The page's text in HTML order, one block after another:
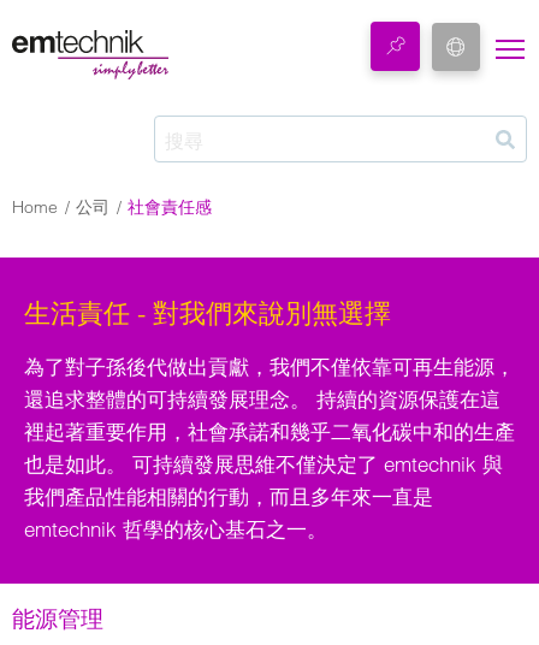
Home 公司 社會責任感
生活責任 - 對我們來說別無選擇
為了對子孫後代做出貢獻，我們不僅依靠可再生能源，
還追求整體的可持續發展理念。 持續的資源保護在這
裡起著重要作用，社會承諾和幾乎二氧化碳中和的生產
也是如此。 可持續發展思維不僅決定了 emtechnik 與
我們產品性能相關的行動，而且多年來一直是
emtechnik 哲學的核心基石之一。
能源管理